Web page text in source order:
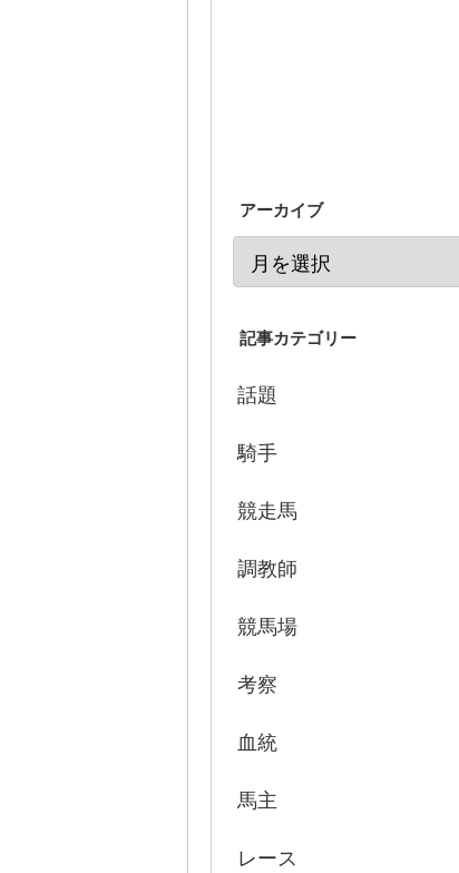
アーカイブ
記事カテゴリー
話題
騎手
競走馬
調教師
競馬場
考察
血統
馬主
レース